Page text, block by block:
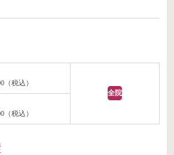
（税込）
全院
（税込）